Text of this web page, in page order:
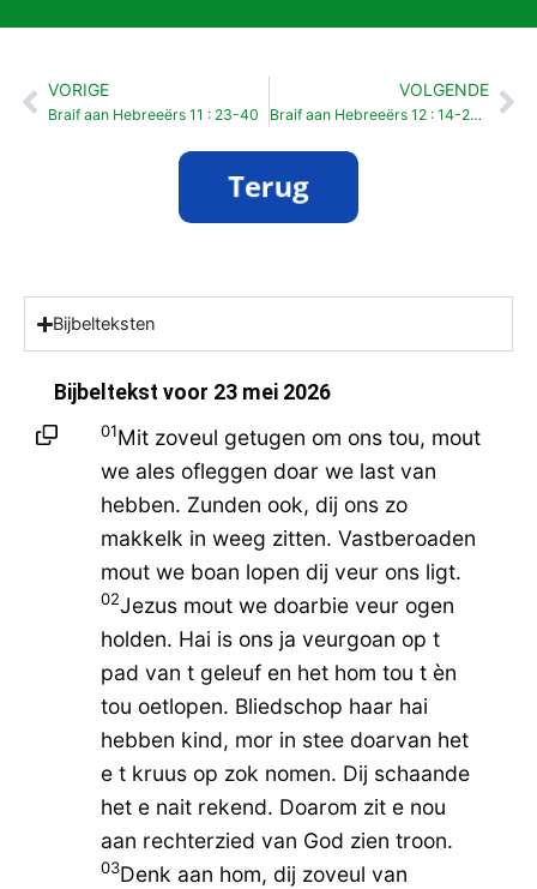
Vorige
VORIGE
Braif aan Hebreeërs 11 : 23-40
VOLGENDE
Braif aan Hebreeërs 12 : 14-29 Pinksterzundag
Bijbelteksten
Bijbeltekst voor 23 mei 2026
01Mit zoveul getugen om ons tou, mout
we ales ofleggen doar we last van
hebben. Zunden ook, dij ons zo
makkelk in weeg zitten. Vastberoaden
mout we boan lopen dij veur ons ligt.
02Jezus mout we doarbie veur ogen
holden. Hai is ons ja veurgoan op t
pad van t geleuf en het hom tou t èn
tou oetlopen. Bliedschop haar hai
hebben kind, mor in stee doarvan het
e t kruus op zok nomen. Dij schaande
het e nait rekend. Doarom zit e nou
aan rechterzied van God zien troon.
03Denk aan hom, dij zoveul van